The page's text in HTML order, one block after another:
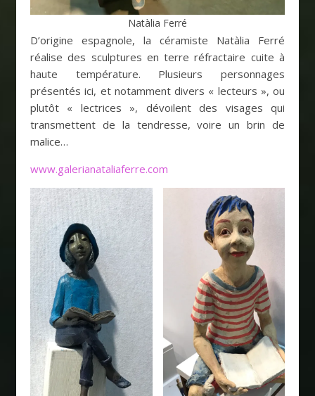
Natàlia Ferré
D’origine espagnole, la céramiste Natàlia Ferré
réalise des sculptures en terre réfractaire cuite à
haute température. Plusieurs personnages
présentés ici, et notamment divers « lecteurs », ou
plutôt « lectrices », dévoilent des visages qui
transmettent de la tendresse, voire un brin de
malice…
www.galerianataliaferre.com